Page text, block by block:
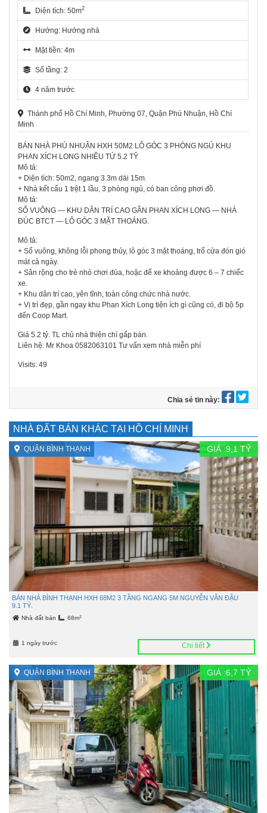
Diện tích: 50m2
Hướng: Hướng nhà
Mặt tiền: 4m
Số tầng: 2
4 năm trước
Thành phố Hồ Chí Minh, Phường 07, Quận Phú Nhuận, Hồ Chí
Minh
BÁN NHÀ PHÚ NHUẬN HXH 50M2 LÔ GÓC 3 PHÒNG NGỦ KHU
PHAN XÍCH LONG NHIÊU TỨ 5.2 TỶ
Mô tả:
+ Diện tích: 50m2, ngang 3.3m dài 15m.
+ Nhà kết cấu 1 trệt 1 lầu, 3 phòng ngủ, có ban công phơi đồ.
Mô tả:
SỔ VUÔNG — KHU DÂN TRÍ CAO GẦN PHAN XÍCH LONG — NHÀ
ĐÚC BTCT — LÔ GÓC 3 MẶT THOÁNG.
Mô tả:
+ Sổ vuông, không lỗi phong thủy, lô góc 3 mặt thoáng, trổ cửa đón gió
mát cả ngày.
+ Sân rộng cho trẻ nhỏ chơi đùa, hoặc để xe khoảng được 6 – 7 chiếc
xe.
+ Khu dân trí cao, yên tĩnh, toàn công chức nhà nước.
+ Vị trí đẹp, gần ngay khu Phan Xích Long tiện ích gì cũng có, đi bộ 5p
đến Coop Mart.
Giá 5.2 tỷ. TL chủ nhà thiện chí gấp bán.
Liên hệ: Mr Khoa 0582063101 Tư vấn xem nhà miễn phí
Visits: 49
Chia sẻ tin này:
NHÀ ĐẤT BÁN KHÁC TẠI HỒ CHÍ MINH
QUẬN BÌNH THẠNH GIÁ :9,1 TỶ
BÁN NHÀ BÌNH THẠNH HXH 68M2 3 TẦNG NGANG 5M NGUYỄN VĂN ĐẬU
9.1 TỶ.
Nhà đất bán 68m2
1 ngày trước Chi tiết
QUẬN BÌNH THẠNH GIÁ :6,7 TỶ